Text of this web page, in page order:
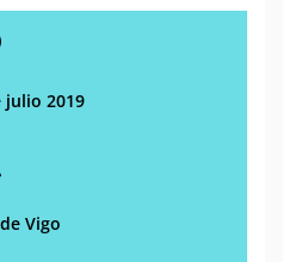
julio 2019
Vigo